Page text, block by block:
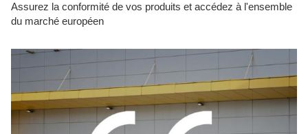
Assurez la conformité de vos produits et accédez à l'ensemble
du marché européen